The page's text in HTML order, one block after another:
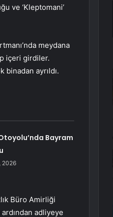
ve ‘Kleptomani’
meydana
içeri girdiler.
binadan ayrıldı.
Bayram
2026
Büro Amirliği
adliyeye